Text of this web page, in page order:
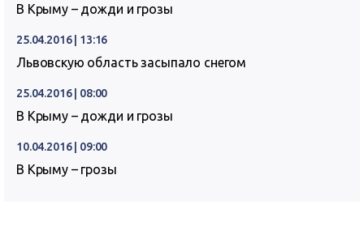
В Крыму – дожди и грозы
25.04.2016 | 13:16
Львовскую область засыпало снегом
25.04.2016 | 08:00
В Крыму – дожди и грозы
10.04.2016 | 09:00
В Крыму – грозы